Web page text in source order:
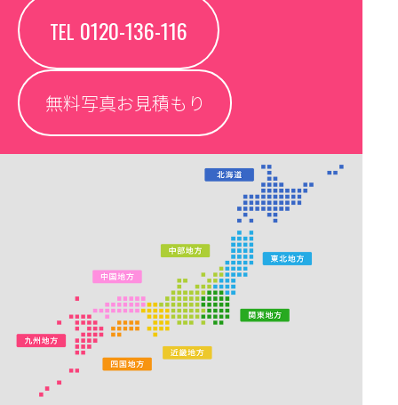
TEL 0120-136-116
無料写真お見積もり